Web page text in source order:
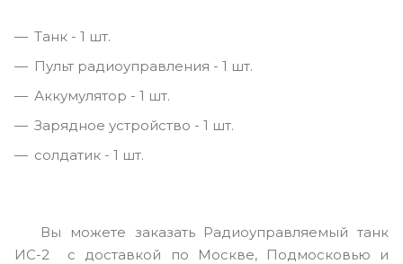
Танк - 1 шт.
Пульт радиоуправления - 1 шт.
Аккумулятор - 1 шт.
Зарядное устройство - 1 шт.
солдатик - 1 шт.
Вы можете заказать Радиоуправляемый танк
ИС-2 с доставкой по Москве, Подмосковью и